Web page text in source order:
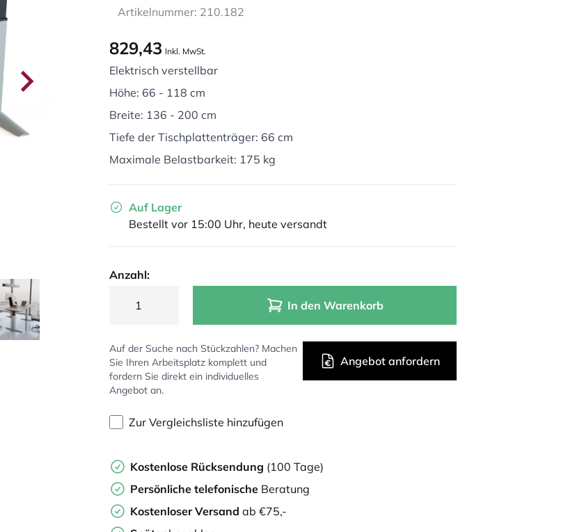
Artikelnummer: 210.182
829,43 Inkl. MwSt.
Elektrisch verstellbar
Höhe: 66 - 118 cm
Breite: 136 - 200 cm
Tiefe der Tischplattenträger: 66 cm
Maximale Belastbarkeit: 175 kg
Auf Lager
Bestellt vor 15:00 Uhr, heute versandt
Anzahl:
In den Warenkorb
Auf der Suche nach Stückzahlen? Machen
Sie Ihren Arbeitsplatz komplett und
fordern Sie direkt ein individuelles
Angebot an.
Angebot anfordern
Zur Vergleichsliste hinzufügen
Kostenlose Rücksendung (100 Tage)
Persönliche telefonische Beratung
Kostenloser Versand ab €75,-